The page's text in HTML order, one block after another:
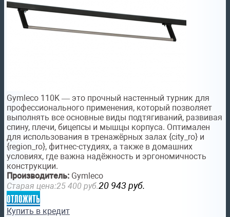
Gymleco 110K — это прочный настенный турник для
профессионального применения, который позволяет
выполнять все основные виды подтягиваний, развивая
спину, плечи, бицепсы и мышцы корпуса. Оптимален
для использования в тренажёрных залах {city_ro} и
{region_ro}, фитнес-студиях, а также в домашних
условиях, где важна надёжность и эргономичность
конструкции.
Производитель: Gymleco
Старая цена:25 400 руб.20 943 руб.
отложить
Купить в кредит